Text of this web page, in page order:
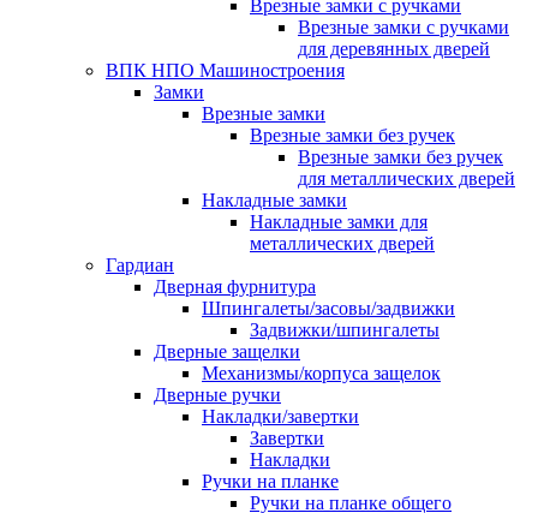
Врезные замки с ручками
Врезные замки с ручками
для деревянных дверей
ВПК НПО Машиностроения
Замки
Врезные замки
Врезные замки без ручек
Врезные замки без ручек
для металлических дверей
Накладные замки
Накладные замки для
металлических дверей
Гардиан
Дверная фурнитура
Шпингалеты/засовы/задвижки
Задвижки/шпингалеты
Дверные защелки
Механизмы/корпуса защелок
Дверные ручки
Накладки/завертки
Завертки
Накладки
Ручки на планке
Ручки на планке общего